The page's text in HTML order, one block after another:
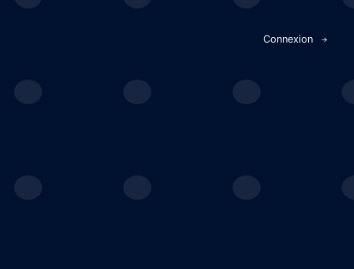
Connexion